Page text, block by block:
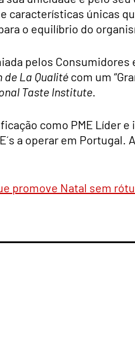
características únicas
o equilíbrio do
pelos Consumidores
de La Qualité com um
Taste Institute.
como PME Líder
a operar em
promove Natal sem